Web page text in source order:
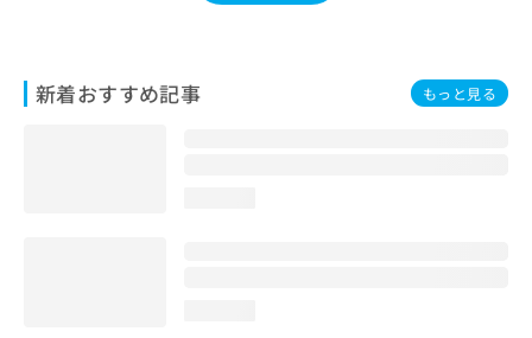
新着おすすめ記事 もっと見る
合
わ